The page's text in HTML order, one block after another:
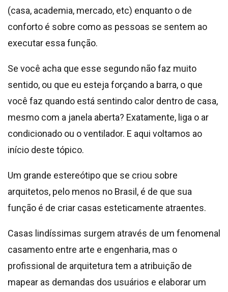
(casa, academia, mercado, etc) enquanto o de
conforto é sobre como as pessoas se sentem ao
executar essa função.
Se você acha que esse segundo não faz muito
sentido, ou que eu esteja forçando a barra, o que
você faz quando está sentindo calor dentro de casa,
mesmo com a janela aberta? Exatamente, liga o ar
condicionado ou o ventilador. E aqui voltamos ao
início deste tópico.
Um grande estereótipo que se criou sobre
arquitetos, pelo menos no Brasil, é de que sua
função é de criar casas esteticamente atraentes.
Casas lindíssimas surgem através de um fenomenal
casamento entre arte e engenharia, mas o
profissional de arquitetura tem a atribuição de
mapear as demandas dos usuários e elaborar um